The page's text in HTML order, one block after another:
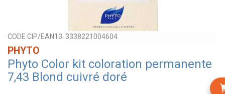
CODE CIP/EAN13: 3338221004604
PHYTO
Phyto Color kit coloration permanente
7,43 Blond cuivré doré